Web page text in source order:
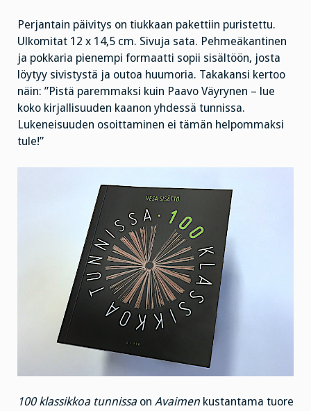
liian
kuuma.”
Perjantain päivitys on tiukkaan pakettiin puristettu.
Ulkomitat 12 x 14,5 cm. Sivuja sata. Pehmeäkantinen
ja pokkaria pienempi formaatti sopii sisältöön, josta
löytyy sivistystä ja outoa huumoria. Takakansi kertoo
näin: ”Pistä paremmaksi kuin Paavo Väyrynen – lue
koko kirjallisuuden kaanon yhdessä tunnissa.
Lukeneisuuden osoittaminen ei tämän helpommaksi
tule!”
100 klassikkoa tunnissa on Avaimen kustantama tuore